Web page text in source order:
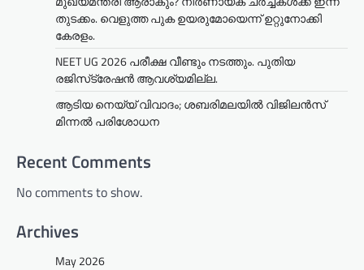
തുടക്കം. വെളുത്ത പുക ഉയരുമോയെന്ന് ഉറ്റുനോക്കി
കേരളം.
NEET UG 2026 പരീക്ഷ വീണ്ടും നടത്തും. പുതിയ
രജിസ്‌ട്രേഷൻ ആവശ്യമില്ല.
ആടിയ നെയ്യ് വിവാദം; ശബരിമലയില്‍ വിജിലന്‍സ്
മിന്നല്‍ പരിശോധന
Recent Comments
No comments to show.
Archives
May 2026